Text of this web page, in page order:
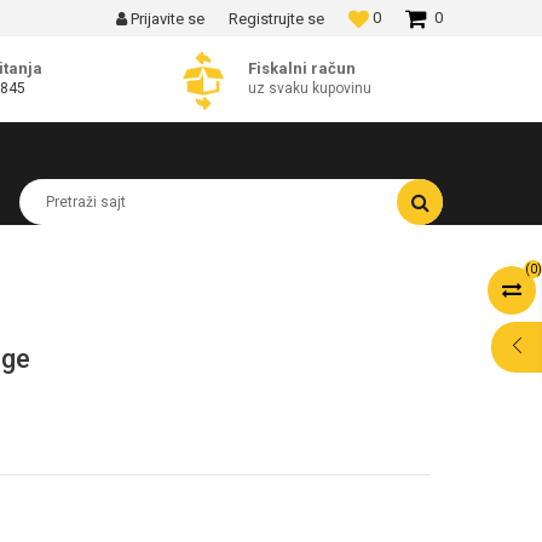
MOGUĆNOST BESPLATNE ISPORUKE! 0
0
Prijavite se Registrujte se
Fiskalni račun
uz svaku kupovinu
Pretraži sajt
(0)